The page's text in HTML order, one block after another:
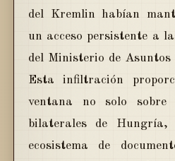
del Kremlin habían
un acceso persistente a
del Ministerio de
Esta infiltración
ventana no solo sobre
bilaterales de
ecosistema de